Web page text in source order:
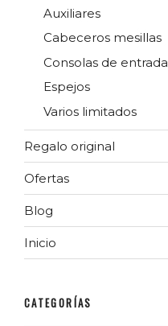
Auxiliares
Cabeceros mesillas
Consolas de entrada
Espejos
Varios limitados
Regalo original
Ofertas
Blog
Inicio
CATEGORÍAS